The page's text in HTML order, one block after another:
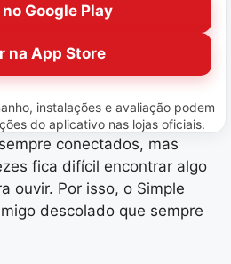
Google Play
na App Store
instalações e avaliação podem
do aplicativo nas lojas oficiais.
conectados, mas
fica difícil encontrar algo
ouvir. Por isso, o Simple
descolado que sempre